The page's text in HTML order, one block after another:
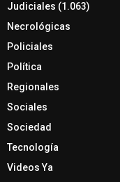
Judiciales (1.063)
Necrológicas
Policiales
Política
Regionales
Sociales
Sociedad
Tecnología
Videos Ya